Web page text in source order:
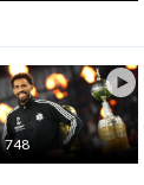
748